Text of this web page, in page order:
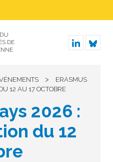
DE
>
ERASMUS
12 AU 17 OCTOBRE
2026 :
du 12